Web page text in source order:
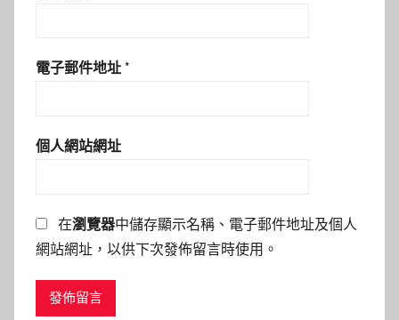
電子郵件地址 *
個人網站網址
在瀏覽器中儲存顯示名稱、電子郵件地址及個人
網站網址，以供下次發佈留言時使用。